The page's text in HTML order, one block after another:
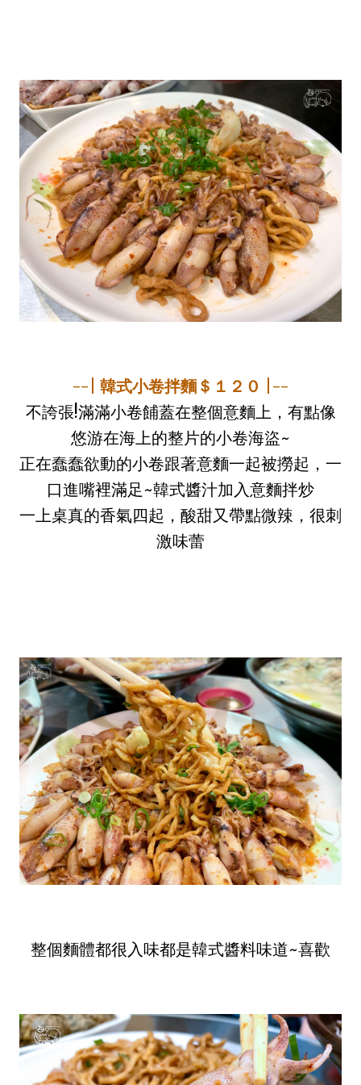
--| 韓式小卷拌麵＄１２０ |--
不誇張!滿滿小卷餔蓋在整個意麵上，有點像
悠游在海上的整片的小卷海盜~
正在蠢蠢欲動的小卷跟著意麵一起被撈起，一
口進嘴裡滿足~韓式醬汁加入意麵拌炒
一上桌真的香氣四起，酸甜又帶點微辣，很刺
激味蕾
整個麵體都很入味都是韓式醬料味道~喜歡